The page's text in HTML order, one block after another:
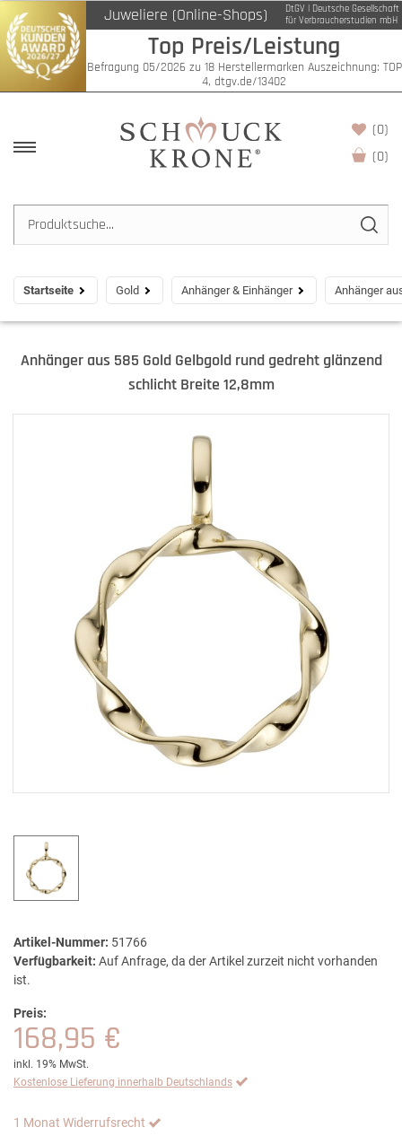
Juweliere (Online-Shops)
DtGV | Deutsche Gesellschaft
für Verbraucherstudien mbH
Top Preis/Leistung
Befragung 05/2026 zu 18 Herstellermarken Auszeichnung: TOP
4, dtgv.de/13402
(0)
(0)
Startseite Gold Anhänger & Einhänger Anhänger
Anhänger aus 585 Gold Gelbgold rund gedreht glänzend
schlicht Breite 12,8mm
Artikel-Nummer: 51766
Verfügbarkeit: Auf Anfrage, da der Artikel zurzeit nicht vorhanden
ist.
Preis:
168,95 €
inkl. 19% MwSt.
Kostenlose Lieferung innerhalb Deutschlands
1 Monat Widerrufsrecht